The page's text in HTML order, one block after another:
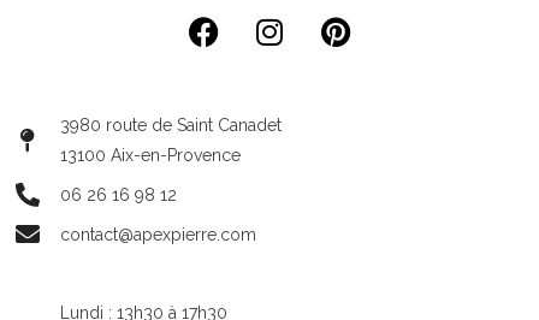
3980 route de Saint Canadet
13100 Aix-en-Provence
06 26 16 98 12
contact@apexpierre.com
Lundi : 13h30 à 17h30